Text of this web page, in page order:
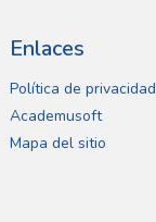
Enlaces
Política de privacidad
Academusoft
Mapa del sitio